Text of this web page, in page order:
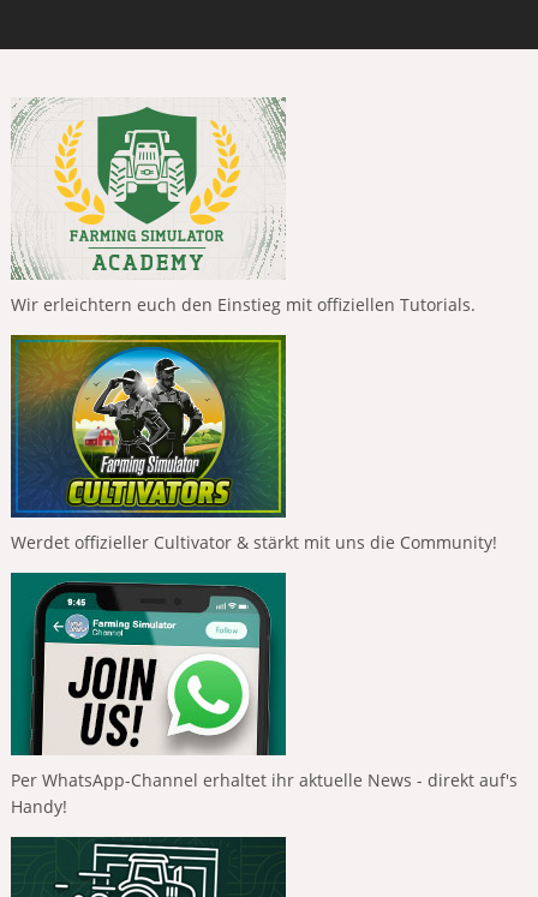
Wir erleichtern euch den Einstieg mit offiziellen Tutorials.
Werdet offizieller Cultivator & stärkt mit uns die Community!
Per WhatsApp-Channel erhaltet ihr aktuelle News - direkt auf's
Handy!